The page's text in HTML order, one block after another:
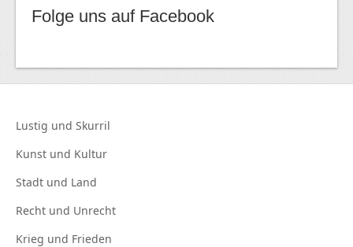
Folge uns auf Facebook
Lustig und Skurril
Kunst und Kultur
Stadt und Land
Recht und Unrecht
Krieg und Frieden